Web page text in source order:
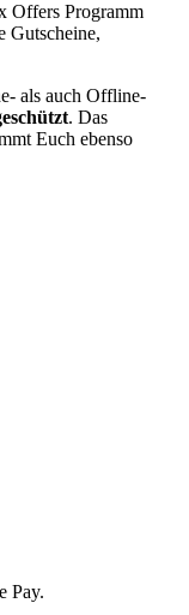
Offers Programm
Gutscheine,
als auch Offline-
. Das
Euch ebenso
Pay.